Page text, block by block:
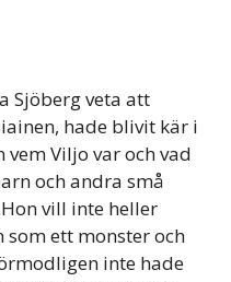
Sjöberg veta att
hade blivit kär i
vem Viljo var och vad
och andra små
vill inte heller
ett monster och
inte hade